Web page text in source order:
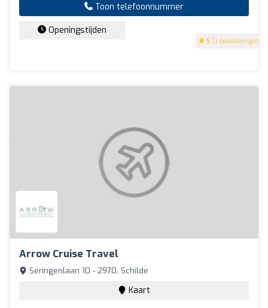
5 (3 beoordelingen)
Toon telefoonnummer
Openingstijden
Arrow Cruise Travel
Seringenlaan 10 - 2970, Schilde
Kaart